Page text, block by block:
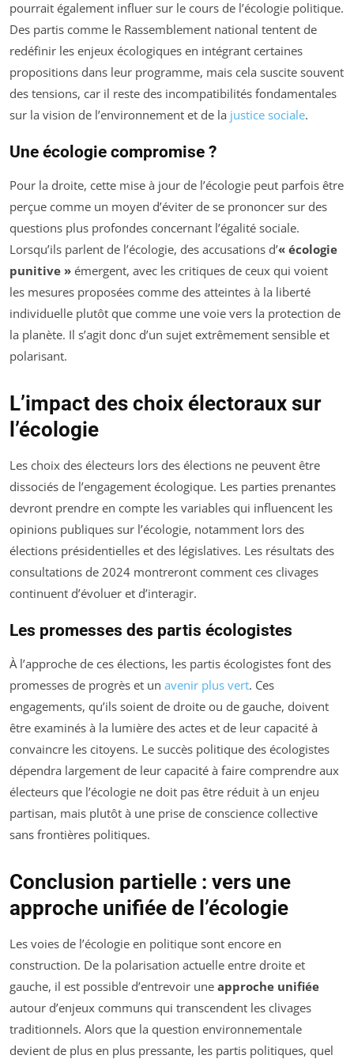
pourrait également influer sur le cours de l’écologie politique.
Des partis comme le Rassemblement national tentent de
redéfinir les enjeux écologiques en intégrant certaines
propositions dans leur programme, mais cela suscite souvent
des tensions, car il reste des incompatibilités fondamentales
sur la vision de l’environnement et de la justice sociale.
Une écologie compromise ?
Pour la droite, cette mise à jour de l’écologie peut parfois être
perçue comme un moyen d’éviter de se prononcer sur des
questions plus profondes concernant l’égalité sociale.
Lorsqu’ils parlent de l’écologie, des accusations d’« écologie
punitive » émergent, avec les critiques de ceux qui voient
les mesures proposées comme des atteintes à la liberté
individuelle plutôt que comme une voie vers la protection de
la planète. Il s’agit donc d’un sujet extrêmement sensible et
polarisant.
L’impact des choix électoraux sur
l’écologie
Les choix des électeurs lors des élections ne peuvent être
dissociés de l’engagement écologique. Les parties prenantes
devront prendre en compte les variables qui influencent les
opinions publiques sur l’écologie, notamment lors des
élections présidentielles et des législatives. Les résultats des
consultations de 2024 montreront comment ces clivages
continuent d’évoluer et d’interagir.
Les promesses des partis écologistes
À l’approche de ces élections, les partis écologistes font des
promesses de progrès et un avenir plus vert. Ces
engagements, qu’ils soient de droite ou de gauche, doivent
être examinés à la lumière des actes et de leur capacité à
convaincre les citoyens. Le succès politique des écologistes
dépendra largement de leur capacité à faire comprendre aux
électeurs que l’écologie ne doit pas être réduit à un enjeu
partisan, mais plutôt à une prise de conscience collective
sans frontières politiques.
Conclusion partielle : vers une
approche unifiée de l’écologie
Les voies de l’écologie en politique sont encore en
construction. De la polarisation actuelle entre droite et
gauche, il est possible d’entrevoir une approche unifiée
autour d’enjeux communs qui transcendent les clivages
traditionnels. Alors que la question environnementale
devient de plus en plus pressante, les partis politiques, quel